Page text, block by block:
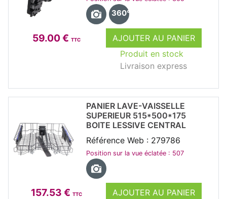
59.00 € TTC
AJOUTER AU PANIER
Produit en stock
Livraison express
360°
157.53 € TTC
AJOUTER AU PANIER
PANIER LAVE-VAISSELLE
SUPERIEUR 515*500*175
BOITE LESSIVE CENTRAL
Référence Web : 279786
Position sur la vue éclatée : 507